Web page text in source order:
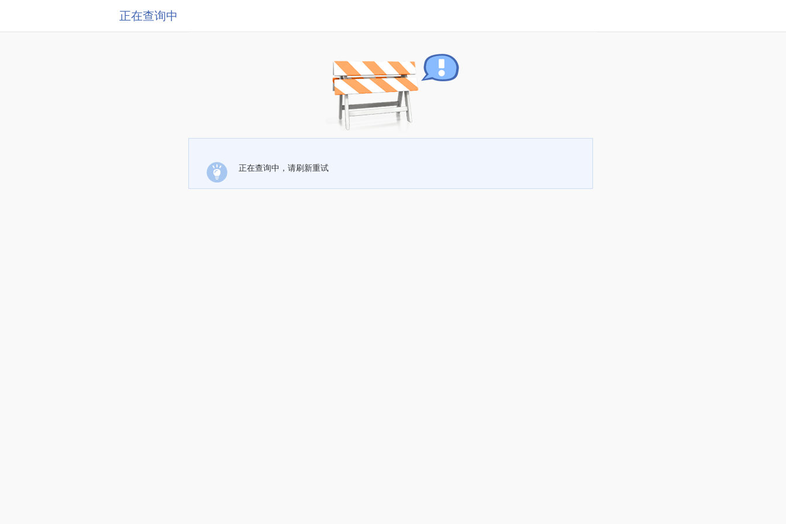
正在查询中
正在查询中，请刷新重试